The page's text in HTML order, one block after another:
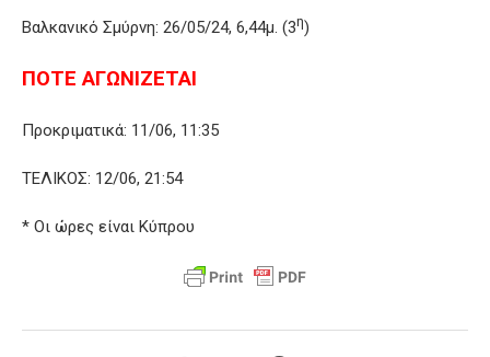
Βαλκανικό Σμύρνη: 26/05/24, 6,44μ. (3η)
ΠΟΤΕ ΑΓΩΝΙΖΕΤΑΙ
Προκριματικά: 11/06, 11:35
ΤΕΛΙΚΟΣ: 12/06, 21:54
* Οι ώρες είναι Κύπρου